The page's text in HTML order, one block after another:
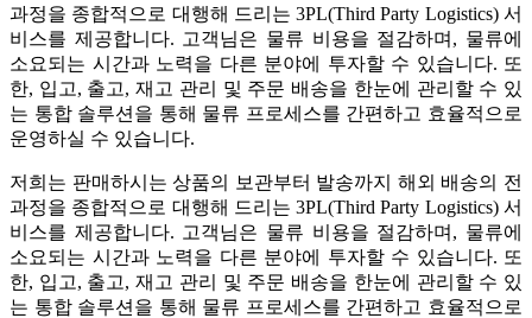
과정을 종합적으로 대행해 드리는 3PL(Third Party Logistics) 서
비스를 제공합니다. 고객님은 물류 비용을 절감하며, 물류에
소요되는 시간과 노력을 다른 분야에 투자할 수 있습니다. 또
한, 입고, 출고, 재고 관리 및 주문 배송을 한눈에 관리할 수 있
는 통합 솔루션을 통해 물류 프로세스를 간편하고 효율적으로
운영하실 수 있습니다.
저희는 판매하시는 상품의 보관부터 발송까지 해외 배송의 전
과정을 종합적으로 대행해 드리는 3PL(Third Party Logistics) 서
비스를 제공합니다. 고객님은 물류 비용을 절감하며, 물류에
소요되는 시간과 노력을 다른 분야에 투자할 수 있습니다. 또
한, 입고, 출고, 재고 관리 및 주문 배송을 한눈에 관리할 수 있
는 통합 솔루션을 통해 물류 프로세스를 간편하고 효율적으로